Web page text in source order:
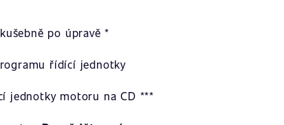
po úpravě *
řídící jednotky
jednotky motoru na CD ***